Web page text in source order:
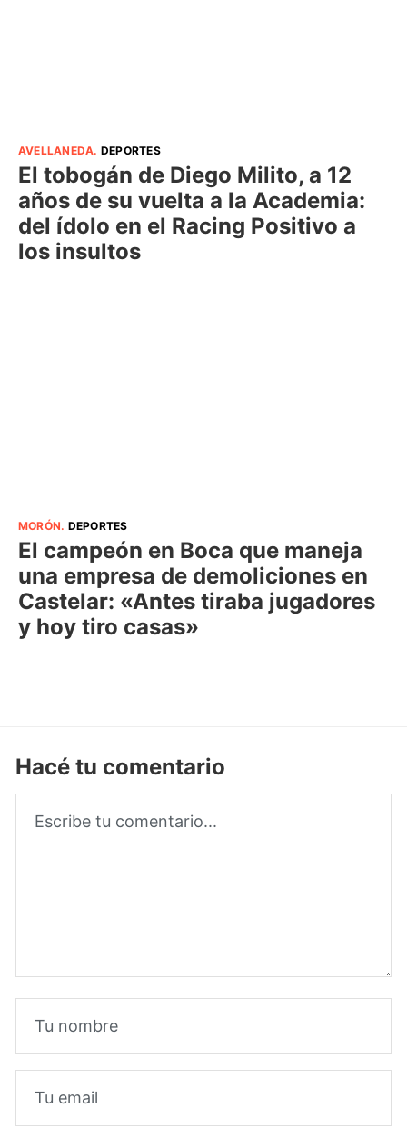
AVELLANEDA. DEPORTES
El tobogán de Diego Milito, a 12
años de su vuelta a la Academia:
del ídolo en el Racing Positivo a
los insultos
MORÓN. DEPORTES
El campeón en Boca que maneja
una empresa de demoliciones en
Castelar: «Antes tiraba jugadores
y hoy tiro casas»
Hacé tu comentario